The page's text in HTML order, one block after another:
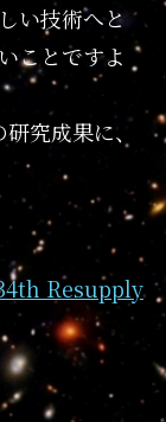
い技術へと
ことですよ
究成果に、
Resupply